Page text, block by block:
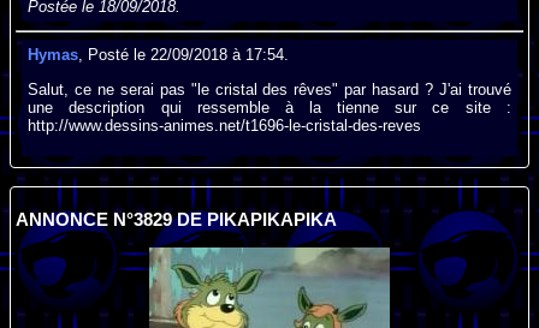
Postée le 18/09/2018.
Hymas, Posté le 22/09/2018 à 17:54.
Salut, ce ne serai pas "le cristal des rêves" par hasard ? J'ai trouvé
une description qui ressemble à la tienne sur ce site :
http://www.dessins-animes.net/t1696-le-cristal-des-reves
ANNONCE N°3829 DE PIKAPIKAPIKA